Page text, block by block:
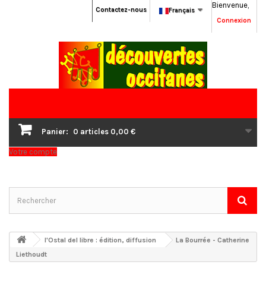
Bienvenue,
Connexion
Français
Contactez-nous
Panier: 0 articles 0,00 €
Votre compte
l'Ostal del libre : édition, diffusion
La Bourrée - Catherine
Liethoudt